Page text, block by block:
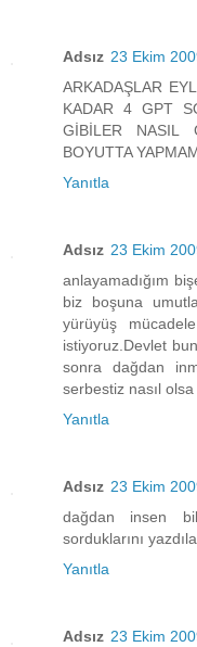
Adsız 23 Ekim
ARKADAŞLAR
KADAR 4 GPT
GİBİLER NASIL
BOYUTTA
Yanıtla
Adsız 23 Ekim
anlayamadığım
biz boşuna
yürüyüş
istiyoruz.Devlet
sonra dağdan
serbestiz nasıl
Yanıtla
Adsız 23 Ekim
dağdan insen
sorduklarını
Yanıtla
Adsız 23 Ekim